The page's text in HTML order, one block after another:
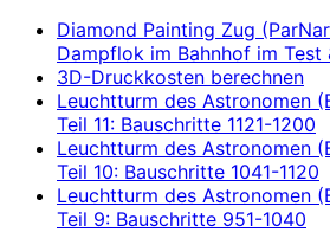
Diamond Painting Zug
Dampflok im Bahnhof im Test
3D-Druckkosten berechnen
Leuchtturm des Astronomen
Teil 11: Bauschritte 1121-1200
Leuchtturm des Astronomen
Teil 10: Bauschritte 1041-1120
Leuchtturm des Astronomen
Teil 9: Bauschritte 951-1040